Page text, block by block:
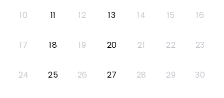
10 11 12 13 14 15 16
17 18 19 20 21 22 23
24 25 26 27 28 29 30